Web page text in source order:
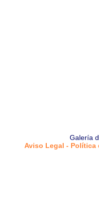
Galería
Aviso Legal -